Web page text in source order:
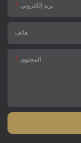
بريد إلكتروني
هاتف
المحتوى